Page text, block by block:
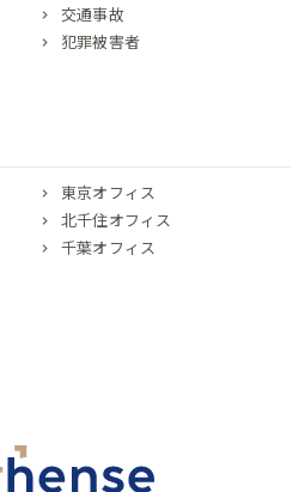
交通事故
犯罪被害者
東京オフィス
北千住オフィス
千葉オフィス